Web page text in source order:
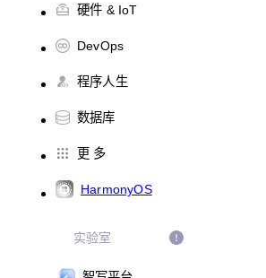
硬件 & IoT
DevOps
程序人生
数据库
更 多
HarmonyOS
实验室